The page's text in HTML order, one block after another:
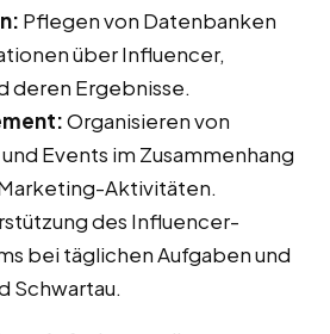
Pflegen von Datenbanken
über Influencer,
deren Ergebnisse.
Organisieren von
Events im Zusammenhang
Aktivitäten.
des Influencer-
bei täglichen Aufgaben und
Schwartau.